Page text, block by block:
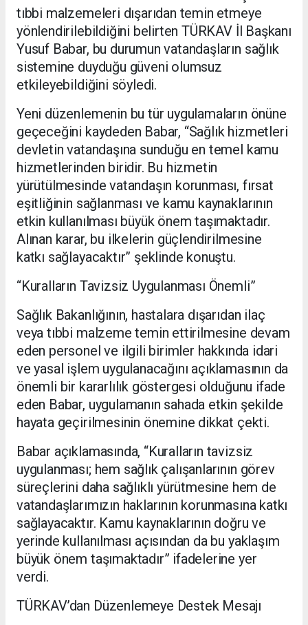
tıbbi malzemeleri dışarıdan temin etmeye
yönlendirilebildiğini belirten TÜRKAV İl Başkanı
Yusuf Babar, bu durumun vatandaşların sağlık
sistemine duyduğu güveni olumsuz
etkileyebildiğini söyledi.
Yeni düzenlemenin bu tür uygulamaların önüne
geçeceğini kaydeden Babar, “Sağlık hizmetleri
devletin vatandaşına sunduğu en temel kamu
hizmetlerinden biridir. Bu hizmetin
yürütülmesinde vatandaşın korunması, fırsat
eşitliğinin sağlanması ve kamu kaynaklarının
etkin kullanılması büyük önem taşımaktadır.
Alınan karar, bu ilkelerin güçlendirilmesine
katkı sağlayacaktır” şeklinde konuştu.
“Kuralların Tavizsiz Uygulanması Önemli”
Sağlık Bakanlığının, hastalara dışarıdan ilaç
veya tıbbi malzeme temin ettirilmesine devam
eden personel ve ilgili birimler hakkında idari
ve yasal işlem uygulanacağını açıklamasının da
önemli bir kararlılık göstergesi olduğunu ifade
eden Babar, uygulamanın sahada etkin şekilde
hayata geçirilmesinin önemine dikkat çekti.
Babar açıklamasında, “Kuralların tavizsiz
uygulanması; hem sağlık çalışanlarının görev
süreçlerini daha sağlıklı yürütmesine hem de
vatandaşlarımızın haklarının korunmasına katkı
sağlayacaktır. Kamu kaynaklarının doğru ve
yerinde kullanılması açısından da bu yaklaşım
büyük önem taşımaktadır” ifadelerine yer
verdi.
TÜRKAV’dan Düzenlemeye Destek Mesajı